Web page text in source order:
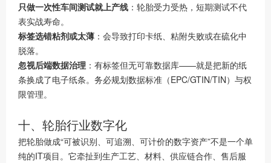
只做一次性车间测试就上产线 ：轮胎受力受热，短期测试不代
表实战寿命。
标签选错粘剂或太薄 ：会导致打印卡纸、粘附失败或在硫化中
脱落。
忽视后端数据治理 ：有标签但无可靠数据库——就是把新的纸
条换成了电子纸条。务必规划数据标准（EPC/GTIN/TIN）与权
限管理。
十、轮胎行业数字化
把轮胎做成“可被识别、可追溯、可计价的数字资产”不是一个单
纯的IT项目。它牵扯到生产工艺、材料、供应链合作、售后服